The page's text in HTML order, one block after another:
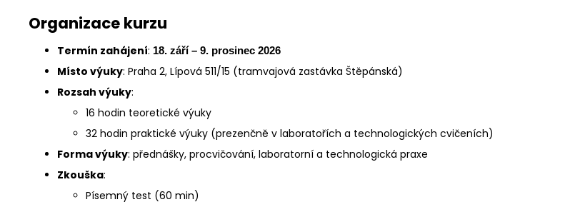
Organizace kurzu
Termín zahájení: 18. září – 9. prosinec 2026
Místo výuky: Praha 2, Lípová 511/15 (tramvajová zastávka Štěpánská)
Rozsah výuky:
16 hodin teoretické výuky
32 hodin praktické výuky (prezenčně v laboratořích a technologických cvičeních)
Forma výuky: přednášky, procvičování, laboratorní a technologická praxe
Zkouška:
Písemný test (60 min)